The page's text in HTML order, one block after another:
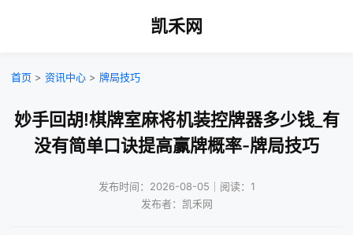
凯禾网
首页 > 资讯中心 > 牌局技巧
妙手回胡!棋牌室麻将机装控牌器多少钱_有
没有简单口诀提高赢牌概率-牌局技巧
发布时间：2026-08-05｜阅读：1
发布者：凯禾网